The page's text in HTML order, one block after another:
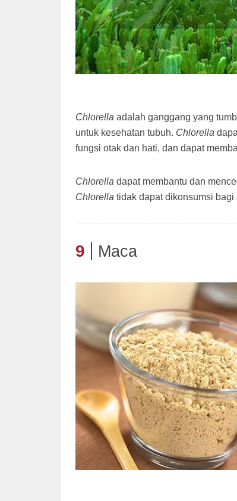
Chlorella adalah ganggang yang
untuk kesehatan tubuh. Chlorella
fungsi otak dan hati, dan dapat
Chlorella dapat membantu dan
Chlorella tidak dapat dikonsumsi
9 Maca